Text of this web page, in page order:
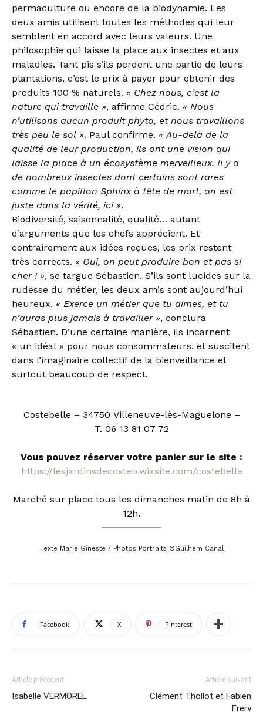
permaculture ou encore de la biodynamie. Les
deux amis utilisent toutes les méthodes qui leur
semblent en accord avec leurs valeurs. Une
philosophie qui laisse la place aux insectes et aux
maladies. Tant pis s’ils perdent une partie de leurs
plantations, c’est le prix à payer pour obtenir des
produits 100 % naturels. « Chez nous, c’est la
nature qui travaille », affirme Cédric. « Nous
n’utilisons aucun produit phyto, et nous travaillons
très peu le sol ». Paul confirme. « Au-delà de la
qualité de leur production, ils ont une vision qui
laisse la place à un écosystème merveilleux. Il y a
de nombreux insectes dont certains sont rares
comme le papillon Sphinx à tête de mort, on est
juste dans la vérité, ici ».
Biodiversité, saisonnalité, qualité… autant
d’arguments que les chefs apprécient. Et
contrairement aux idées reçues, les prix restent
très corrects. « Oui, on peut produire bon et pas si
cher ! », se targue Sébastien. S’ils sont lucides sur la
rudesse du métier, les deux amis sont aujourd’hui
heureux. « Exerce un métier que tu aimes, et tu
n’auras plus jamais à travailler », conclura
Sébastien. D’une certaine manière, ils incarnent
« un idéal » pour nous consommateurs, et suscitent
dans l’imaginaire collectif de la bienveillance et
surtout beaucoup de respect.
Costebelle – 34750 Villeneuve-lès-Maguelone –
T. 06 13 81 07 72
Vous pouvez réserver votre panier sur le site :
https://lesjardinsdecosteb.wixsite.com/costebelle
Marché sur place tous les dimanches matin de 8h à
12h.
Texte Marie Gineste / Photos Portraits ©Guilhem Canal
Facebook X Pinterest
Article précédent
Isabelle VERMOREL
Article suivant
Clément Thollot et Fabien
Frery